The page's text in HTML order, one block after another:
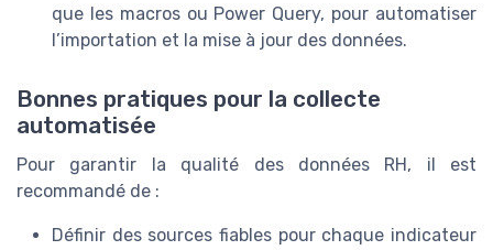
que les macros ou Power Query, pour automatiser
l’importation et la mise à jour des données.
Bonnes pratiques pour la collecte
automatisée
Pour garantir la qualité des données RH, il est
recommandé de :
Définir des sources fiables pour chaque indicateur